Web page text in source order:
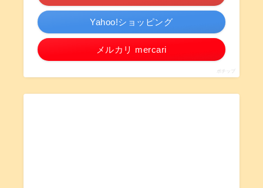
Yahoo!ショッピング
メルカリ mercari
ポチップ